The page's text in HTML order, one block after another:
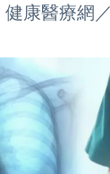
康醫療網